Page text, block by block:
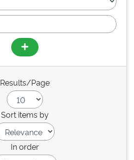
Results/Page
Sort items by
In order